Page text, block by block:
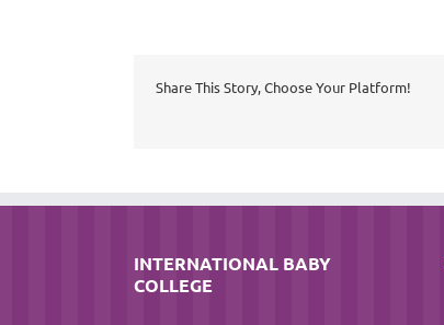
Share This Story, Choose Your Platform!
INTERNATIONAL BABY
COLLEGE